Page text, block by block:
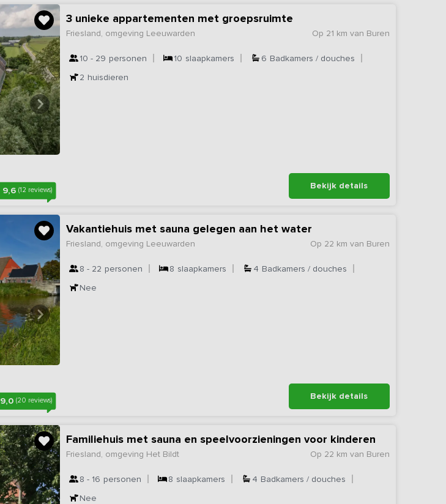
9,6(12 reviews)
3 unieke appartementen met groepsruimte
Op 21 km van Buren
Friesland, omgeving Leeuwarden
10 - 29 personen 10 slaapkamers 6 Badkamers / douches
2 huisdieren
Bekijk details
9,0(20 reviews)
Vakantiehuis met sauna gelegen aan het water
Op 22 km van Buren
Friesland, omgeving Leeuwarden
8 - 22 personen 8 slaapkamers 4 Badkamers / douches
Nee
Bekijk details
Familiehuis met sauna en speelvoorzieningen voor kinderen
Op 22 km van Buren
Friesland, omgeving Het Bildt
8 - 16 personen 8 slaapkamers 4 Badkamers / douches
Nee